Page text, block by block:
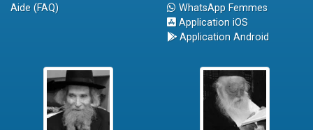
Aide (FAQ)
WhatsApp Femmes
Application iOS
Application Android